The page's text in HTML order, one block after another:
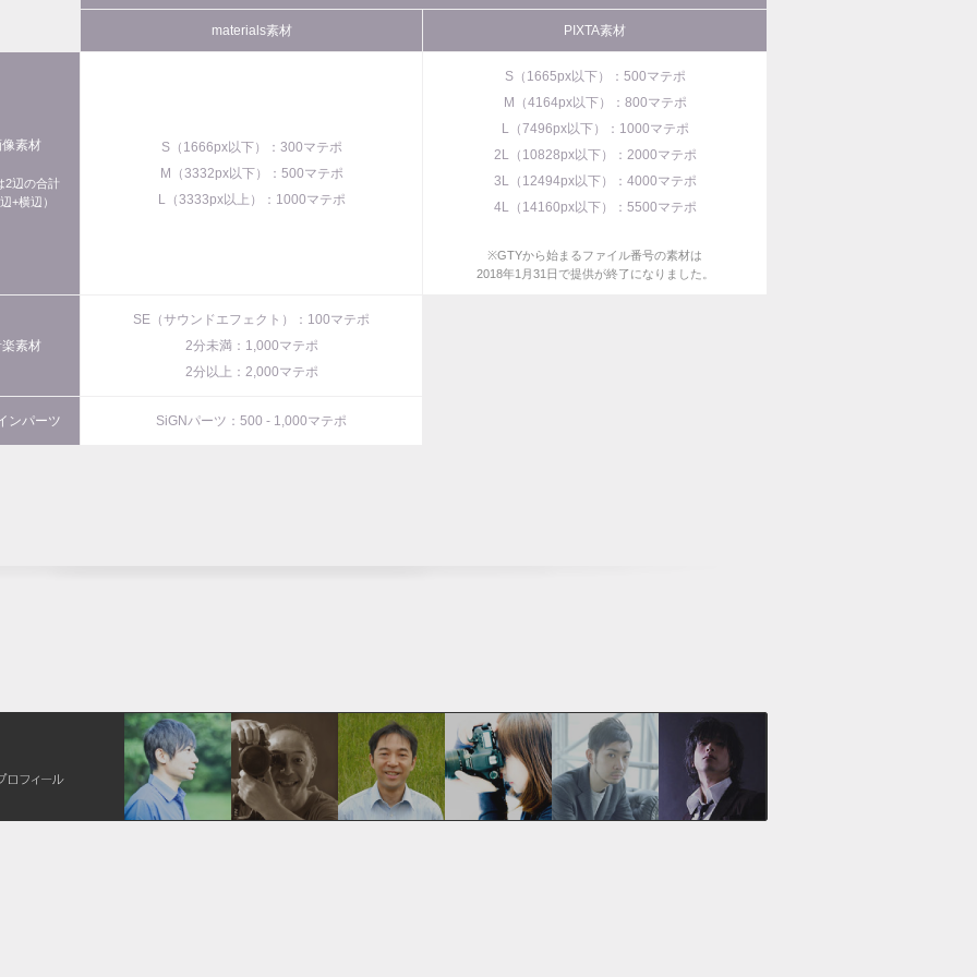
materials素材 PIXTA素材
像素材
2辺の合計
辺+横辺）
S（1666px以下）：300マテポ
M（3332px以下）：500マテポ
L（3333px以上）：1000マテポ
S（1665px以下）：500マテポ
M（4164px以下）：800マテポ
L（7496px以下）：1000マテポ
2L（10828px以下）：2000マテポ
3L（12494px以下）：4000マテポ
4L（14160px以下）：5500マテポ
※GTYから始まるファイル番号の素材は
2018年1月31日で提供が終了になりました。
素材
SE（サウンドエフェクト）：100マテポ
2分未満：1,000マテポ
2分以上：2,000マテポ
ンパーツ SiGNパーツ：500 - 1,000マテポ